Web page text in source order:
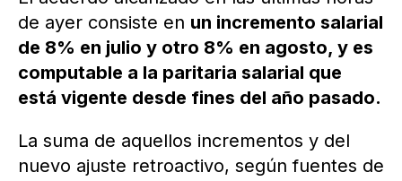
de ayer consiste en un incremento salarial
de 8% en julio y otro 8% en agosto, y es
computable a la paritaria salarial que
está vigente desde fines del año pasado.
La suma de aquellos incrementos y del
nuevo ajuste retroactivo, según fuentes de